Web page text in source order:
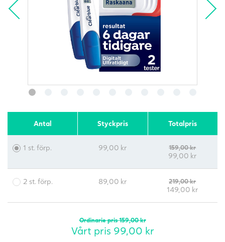
Antal Styckpris Totalpris
1 st. förp. 99,00 kr 159,00kr
99,00 kr
2 st. förp. 89,00 kr 219,00kr
149,00 kr
Ordinarie pris159,00kr
Vårt pris 99,00 kr